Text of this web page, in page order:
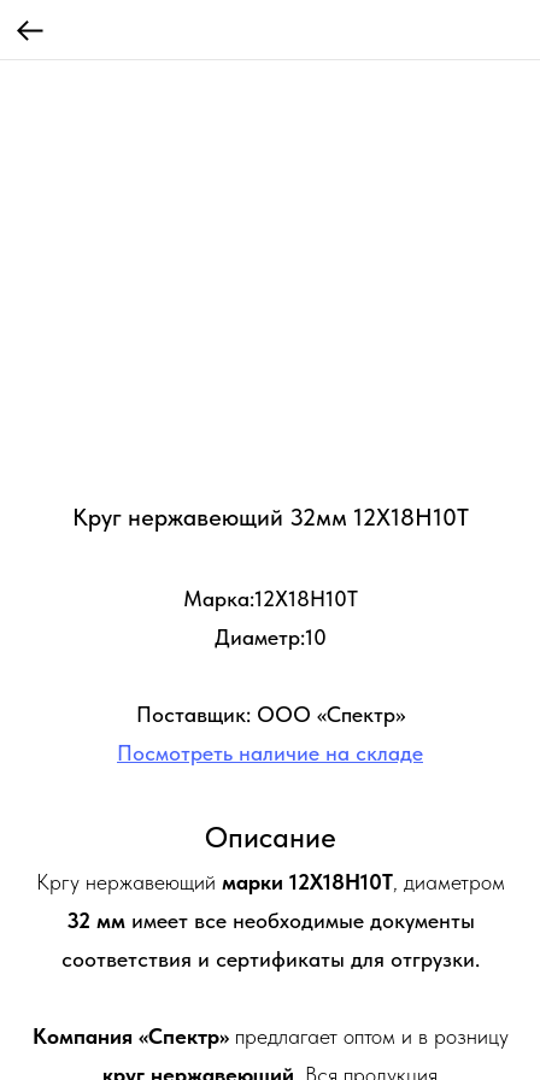
Круг нержавеющий 32мм 12Х18Н10Т
Марка:12Х18Н10Т
Диаметр:10
Поставщик: ООО «Спектр»
Посмотреть наличие на складе
Описание
Кргу нержавеющий марки 12Х18Н10Т, диаметром
32 мм имеет все необходимые документы
соответствия и сертификаты для отгрузки.
Компания «Спектр» предлагает оптом и в розницу
круг нержавеющий . Вся продукция